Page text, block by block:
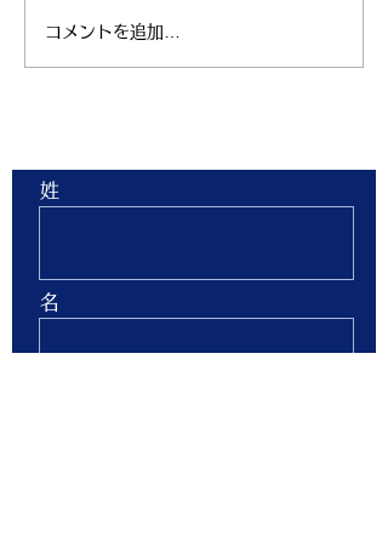
親子ヨガ と おはなし
会
コメントを追加…
姓
名